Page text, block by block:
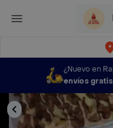
¿Nuevo en
envíos